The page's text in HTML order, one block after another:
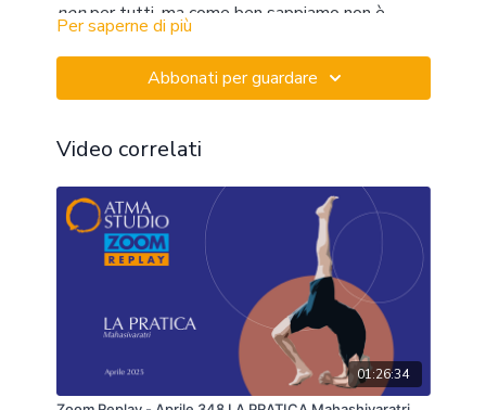
nonper tutti, ma come ben sappiamo non è
affatto semplice. Le pratiche yoga possono
aiutare a lasciare andare l'ego individuale, così da
fare emergere sempre più il senso di comunione,
shakti,l'energia che
Per saperne di più
Abbonati per guardare
Video correlati
01:26:34